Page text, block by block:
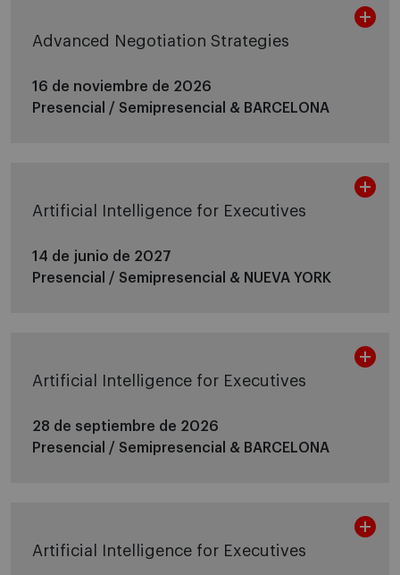
Advanced Negotiation Strategies
16 de noviembre de 2026
Presencial / Semipresencial & BARCELONA
Artificial Intelligence for Executives
14 de junio de 2027
Presencial / Semipresencial & NUEVA YORK
Artificial Intelligence for Executives
28 de septiembre de 2026
Presencial / Semipresencial & BARCELONA
Artificial Intelligence for Executives